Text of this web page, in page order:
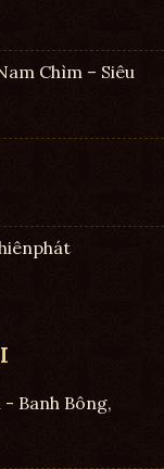
Chìm – Siêu
Banh Bông,